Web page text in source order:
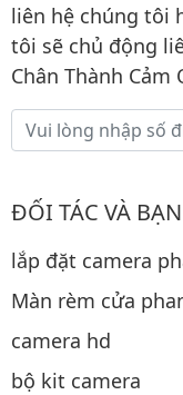
liên hệ chúng tôi
tôi sẽ chủ động
Chân Thành Cảm
ĐỐI TÁC VÀ
lắp đặt camera
Màn rèm cửa
camera hd
bộ kit camera